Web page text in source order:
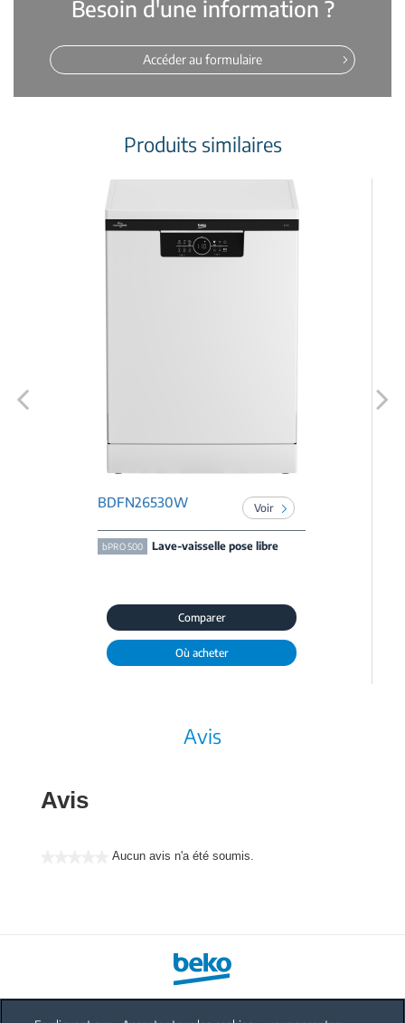
Besoin d'une information ?
Accéder au formulaire
Produits similaires
BDFN26530W Voir
bPRO 500 Lave-vaisselle pose libre
Comparer
Où acheter
Avis
Avis
Aucun avis n'a été soumis.
Tracking Code: Standard (Asynchronous) "FR_Dishwasher_PageView"---